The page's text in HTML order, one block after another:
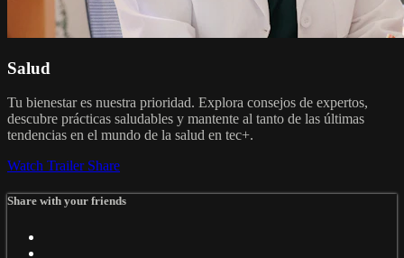
Salud
Tu bienestar es nuestra prioridad. Explora consejos de expertos,
descubre prácticas saludables y mantente al tanto de las últimas
tendencias en el mundo de la salud en tec+.
Watch Trailer Share
Share with your friends